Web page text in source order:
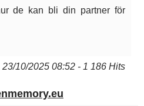
de kan bli din partner för
23/10/2025 08:52 - 1 186 Hits